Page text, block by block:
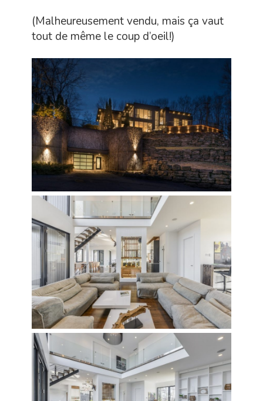
(Malheureusement vendu, mais ça vaut
tout de même le coup d’oeil!)